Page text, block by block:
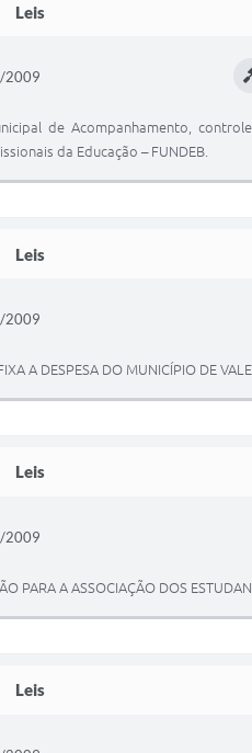
Leis
2009
de Acompanhamento,
da Educação – FUNDEB.
Leis
2009
A DESPESA DO MUNICÍPIO DE
Leis
2009
PARA A ASSOCIAÇÃO DOS
Leis